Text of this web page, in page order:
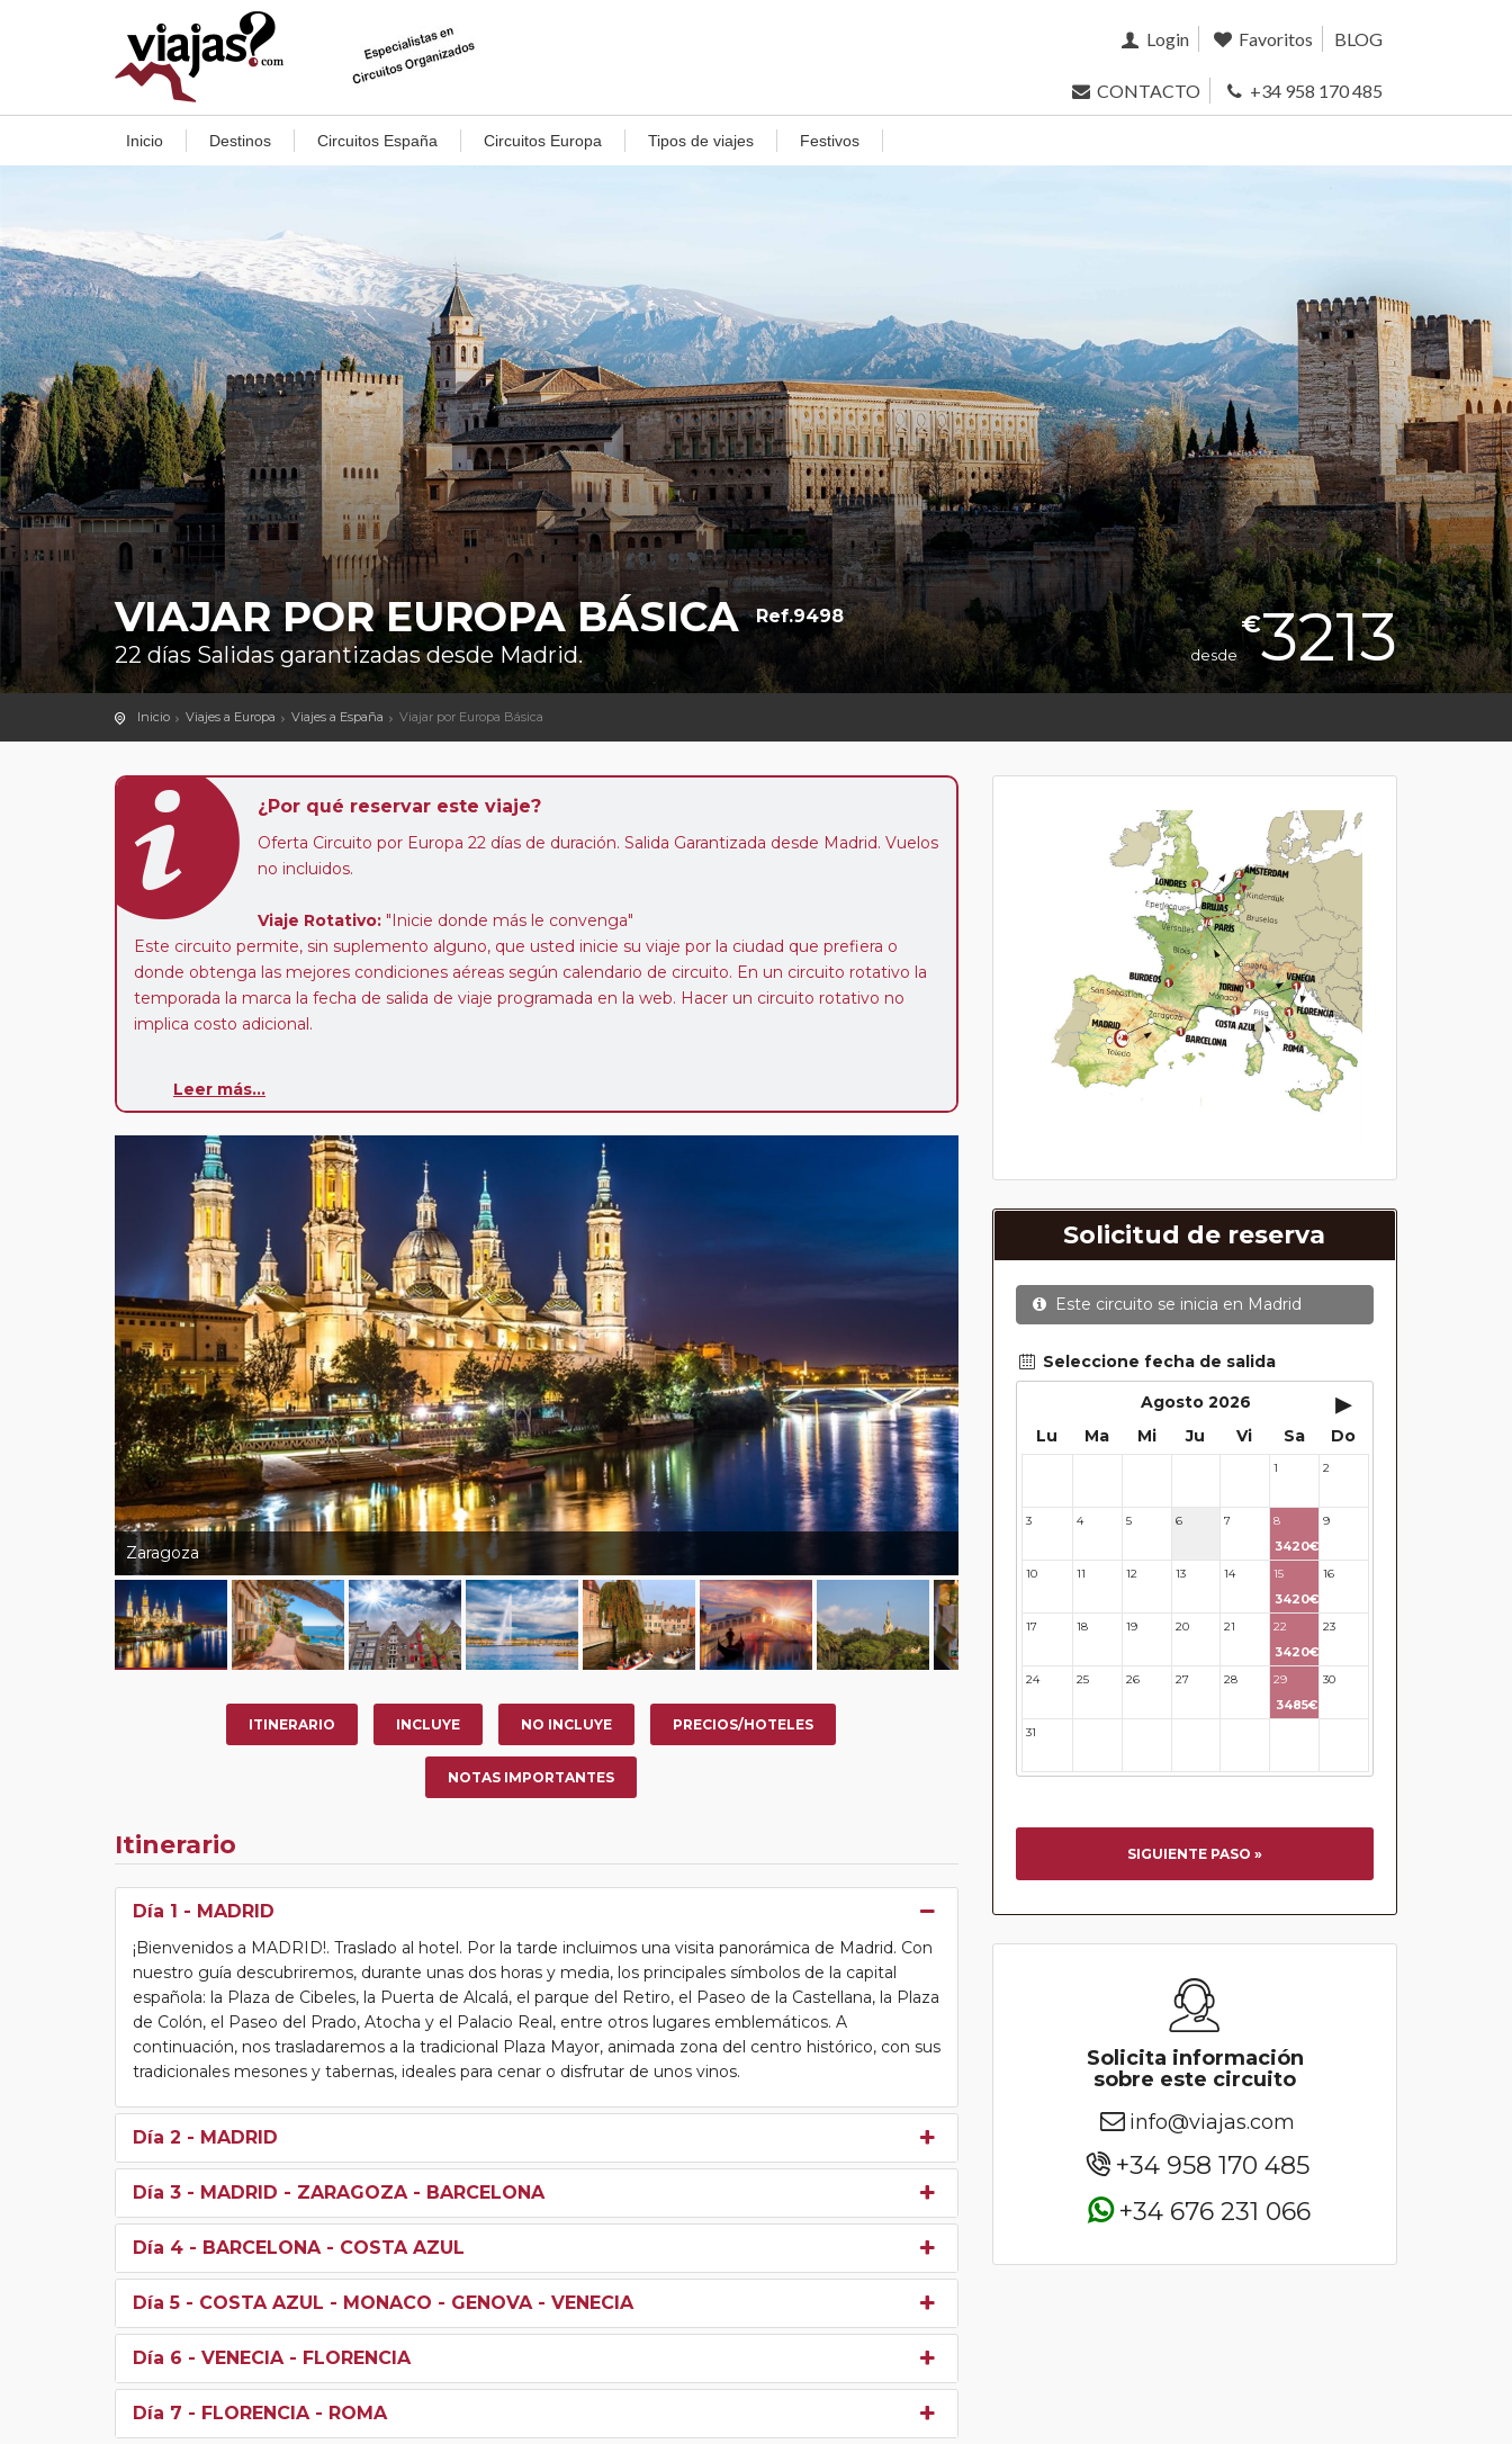
Login Favoritos BLOG
CONTACTO +34 958 170 485
Inicio Destinos Circuitos España Circuitos Europa Tipos de viajes Festivos
VIAJAR POR EUROPA BÁSICA Ref.9498
22 días Salidas garantizadas desde Madrid. desde
€3213
Inicio Viajes a Europa Viajes a España Viajar por Europa Básica
¿Por qué reservar este viaje?
Oferta Circuito por Europa 22 días de duración. Salida Garantizada desde Madrid. Vuelos
no incluidos.
Viaje Rotativo: "Inicie donde más le convenga"
Este circuito permite, sin suplemento alguno, que usted inicie su viaje por la ciudad que prefiera o
donde obtenga las mejores condiciones aéreas según calendario de circuito. En un circuito rotativo la
temporada la marca la fecha de salida de viaje programada en la web. Hacer un circuito rotativo no
implica costo adicional.
interese. Puede usted adquirir desde solo 1 día de viaje. Podemos calcularle el precio del sector que
en habitación a compartir (solo en sectores de viaje de duración igual o superior a 7 noches de hotel).
Paradas en Ruta:
este circuito admite la posibilidad de que usted pueda programar una o más
paradas en su viaje, en la ciudad que desee por período de 1, 3, 4 o 7 noches según circuito y fechas de
salida. Es fundamental que el circuito tenga salida posterior a la fecha escogida y permita la salida
deseada. El suplemento por parada efectuada es de 40 Euros/52 Dólares por persona. Si la parada se
realiza para tomar otro circuito del mismo proveedor no se abonará este suplemento.
Leer más...
Zaragoza
ITINERARIO INCLUYE NO INCLUYE PRECIOS/HOTELES
NOTAS IMPORTANTES
Itinerario
Día 1 - MADRID
¡Bienvenidos a MADRID!. Traslado al hotel. Por la tarde incluimos una visita panorámica de Madrid. Con
nuestro guía descubriremos, durante unas dos horas y media, los principales símbolos de la capital
española: la Plaza de Cibeles, la Puerta de Alcalá, el parque del Retiro, el Paseo de la Castellana, la Plaza
de Colón, el Paseo del Prado, Atocha y el Palacio Real, entre otros lugares emblemáticos. A
continuación, nos trasladaremos a la tradicional Plaza Mayor, animada zona del centro histórico, con sus
tradicionales mesones y tabernas, ideales para cenar o disfrutar de unos vinos.
Día 2 - MADRID
Día 3 - MADRID - ZARAGOZA - BARCELONA
Día 4 - BARCELONA - COSTA AZUL
Día 5 - COSTA AZUL - MONACO - GENOVA - VENECIA
Día 6 - VENECIA - FLORENCIA
Día 7 - FLORENCIA - ROMA
Solicitud de reserva
Este circuito se inicia en Madrid
Seleccione fecha de salida
Agosto 2026
▸
Lu Ma Mi Ju Vi Sa Do
1 2
3 4 5 6 7 8
3420€
9
10 11 12 13 14 15
3420€
16
17 18 19 20 21 22
3420€
23
24 25 26 27 28 29
3485€
30
31
SIGUIENTE PASO »
Solicita información
sobre este circuito
info@viajas.com
+34 958 170 485
+34 676 231 066